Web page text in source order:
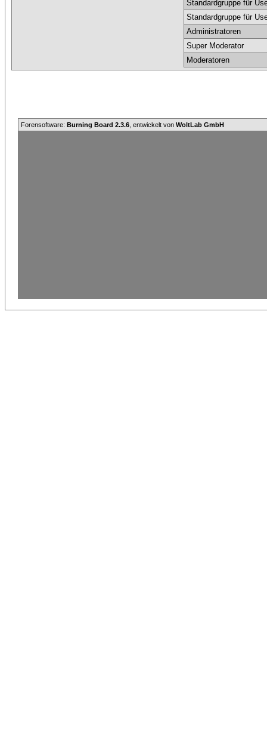
Standardgruppe für
Standardgruppe für
Administratoren
Super Moderator
Moderatoren
Forensoftware: Burning Board 2.3.6 , entwickelt von WoltLab GmbH